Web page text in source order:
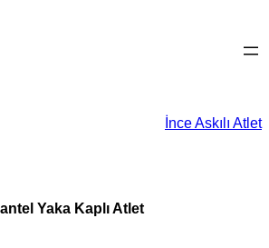
İnce Askılı Atlet
Yaka Kaplı Atlet